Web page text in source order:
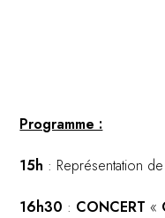
Programme :
15h : Représentation de
16h30 : CONCERT «